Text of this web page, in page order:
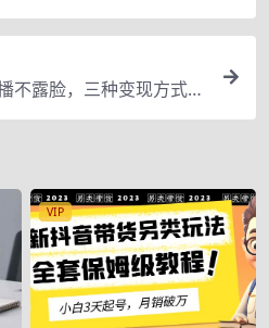
【揭秘】
不露脸，三种变现方式
料)
VIP